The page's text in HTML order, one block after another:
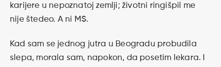
karijere u nepoznatoj zemlji; životni ringišpil me
nije štedeo. A ni MS.
Kad sam se jednog jutra u Beogradu probudila
slepa, morala sam, napokon, da posetim lekara. I